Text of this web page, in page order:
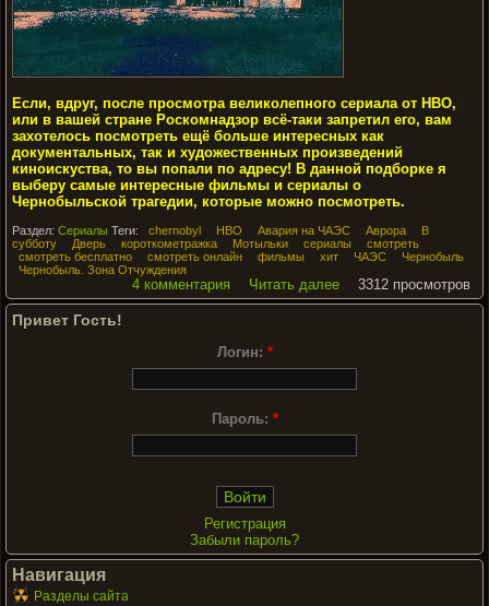
Если, вдруг, после просмотра великолепного сериала от HBO,
или в вашей стране Роскомнадзор всё-таки запретил его, вам
захотелось посмотреть ещё больше интересных как
документальных, так и художественных произведений
киноискуства, то вы попали по адресу! В данной подборке я
выберу самые интересные фильмы и сериалы о
Чернобыльской трагедии, которые можно посмотреть.
Раздел: Сериалы Теги: chernobyl HBO Авария на ЧАЭС Аврора
В
субботу
Дверь короткометражка Мотыльки сериалы
смотреть
смотреть бесплатно
смотреть онлайн фильмы хит ЧАЭС
Чернобыль
Чернобыль. Зона Отчуждения
4 комментария Читать далее 3312 просмотров
Привет Гость!
Логин: *
Пароль: *
Регистрация
Забыли пароль?
Навигация
Разделы сайта